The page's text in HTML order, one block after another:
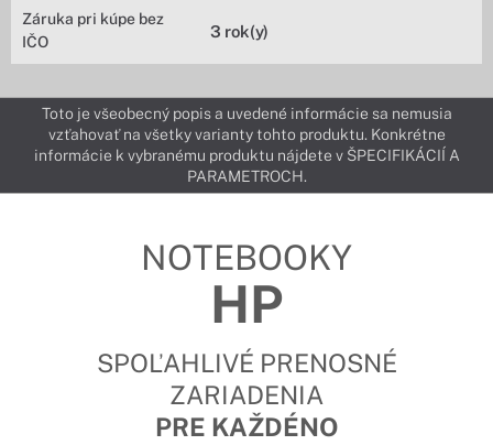
Záruka pri kúpe bez
IČO
3 rok(y)
Toto je všeobecný popis a uvedené informácie sa nemusia
vzťahovať na všetky varianty tohto produktu. Konkrétne
informácie k vybranému produktu nájdete v ŠPECIFIKÁCIÍ A
PARAMETROCH.
NOTEBOOKY
HP
SPOĽAHLIVÉ PRENOSNÉ
ZARIADENIA
PRE KAŽDÉNO